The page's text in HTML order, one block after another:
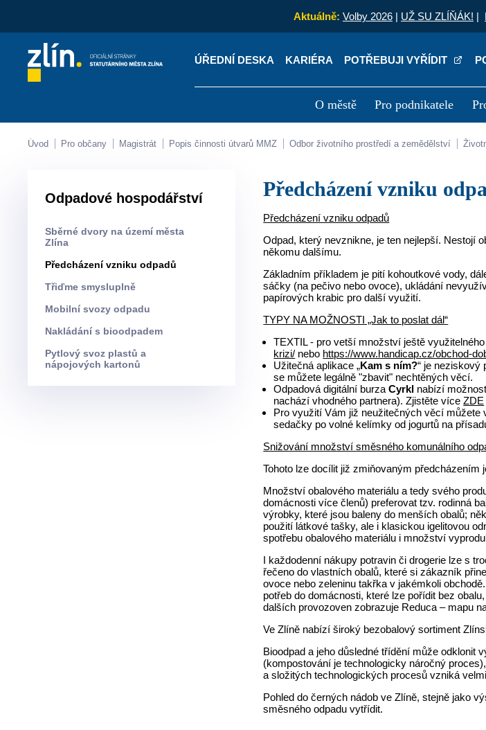
Aktuálně: Volby 2026 | UŽ SU ZLÍŇÁK! |
ÚŘEDNÍ DESKA KARIÉRA POTŘEBUJI VYŘÍDIT
O městě Pro podnikatele
Kontakty Úřední deska Kariéra
Úvod Pro občany Magistrát Popis činnosti útvarů MMZ Odbor životního prostředí a zemědělství
Odpadové hospodářství
Sběrné dvory na území města
Zlína
Předcházení vzniku odpadů
Třiďme smysluplně
Mobilní svozy odpadu
Nakládání s bioodpadem
Pytlový svoz plastů a
nápojových kartonů
Předcházení vzniku
Předcházení vzniku odpadů
Odpad, který nevznikne, je ten nejlepší. Nestojí
někomu dalšímu.
Základním příkladem je pití kohoutkové vody,
sáčky (na pečivo nebo ovoce), ukládání
papírových krabic pro další využití.
TYPY NA MOŽNOSTI „Jak to poslat dál“
TEXTIL - pro vetší množství ještě
krizi/ nebo https://www.handicap.cz/obchod-
Užitečná aplikace „Kam s ním?“ je neziskový
se můžete legálně "zbavit" nechtěných věcí.
Odpadová digitální burzaCyrkl nabízí
nachází vhodného partnera). Zjistěte víceZDE
Pro využití Vám již neužitečných věcí
sedačky po volné kelímky od jogurtů na
Snižování množství směsného komunálního
Tohoto lze docílit již zmiňovaným
Množství obalového materiálu a tedy svého
domácnosti více členů) preferovat tzv. rodinná
výrobky, které jsou baleny do menších obalů;
použití látkové tašky, ale i klasickou igelitovou
spotřebu obalového materiálu i množství
I každodenní nákupy potravin či drogerie lze s
řečeno do vlastních obalů, které si zákazník
ovoce nebo zeleninu takřka v jakémkoli
potřeb do domácnosti, které lze pořídit bez
dalších provozoven zobrazuje Reduca – mapu
Ve Zlíně nabízí široký bezobalový sortiment
Bioodpad a jeho důsledné třídění může odklonit
(kompostování je technologicky náročný
a složitých technologických procesů vzniká
Pohled do černých nádob ve Zlíně, stejně jako
směsného odpadu vytřídit.